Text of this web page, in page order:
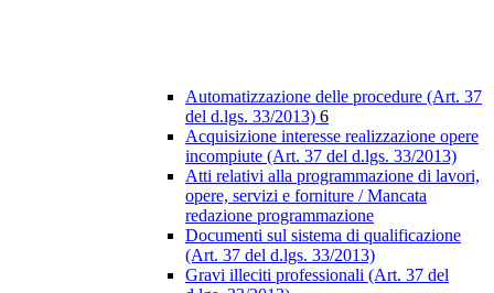
Automatizzazione delle procedure (Art. 37
del d.lgs. 33/2013) 6
Acquisizione interesse realizzazione opere
incompiute (Art. 37 del d.lgs. 33/2013)
Atti relativi alla programmazione di lavori,
opere, servizi e forniture / Mancata
redazione programmazione
Documenti sul sistema di qualificazione
(Art. 37 del d.lgs. 33/2013)
Gravi illeciti professionali (Art. 37 del